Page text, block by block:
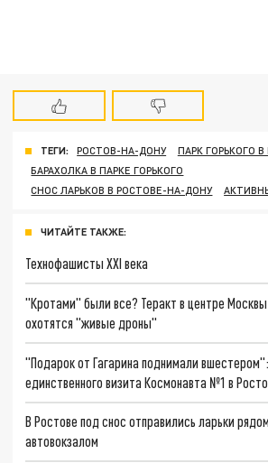
ТЕГИ: РОСТОВ-НА-ДОНУ
ПАРК ГОРЬКОГО
БАРАХОЛКА В ПАРКЕ ГОРЬКОГО
СНОС ЛАРЬКОВ В РОСТОВЕ-НА-ДОНУ
ЧИТАЙТЕ ТАКЖЕ:
Технофашисты XXI века
"Кротами" были все? Теракт в центре
охотятся "живые дроны"
"Подарок от Гагарина поднимали
единственного визита Космонавта №1 в
В Ростове под снос отправились ларьки
автовокзалом